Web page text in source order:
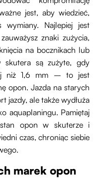
jest, aby wiedzieć,
wymiany. Najlepiej jest
znaki zużycia,
na bocznikach lub
skutera są zużyte, gdy
niż 1,6 mm – to jest
opon. Jazda na starych
jazdy, ale także wydłuża
aquaplaningu. Pamiętaj
opon w skuterze i
czas, chroniąc siebie
marek opon